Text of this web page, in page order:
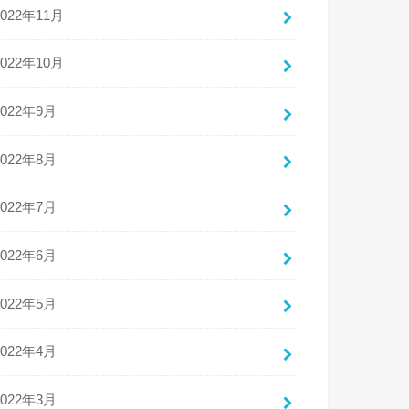
年11月
年10月
年9月
年8月
年7月
年6月
年5月
年4月
年3月